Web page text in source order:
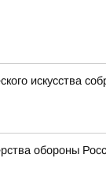
искусства
обороны